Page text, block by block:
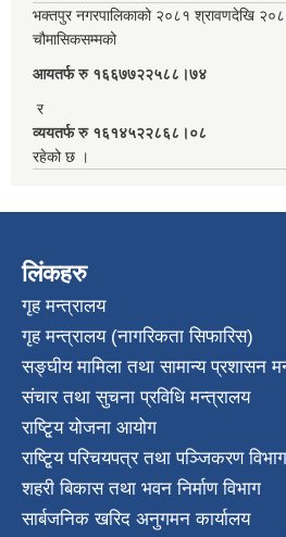
भक्तपुर नगरपालिकाको २०८१ श्रावणदेखि
चौमासिकसम्मको
आयतर्फ रु‌ १६६७७२२५८८।७४
र
व्ययतर्फ रु १६१४५२२८६८।०८
रहेको छ ।
लिंकहरु
गृह मन्त्रालय
गृह मन्त्रालय (नागरिकता सिफारिस)
सङ्घीय मामिला तथा सामान्य प्रशासन
संचार तथा सुचना प्रविधि मन्त्रालय
राष्टि्ृय योजना आयोग
राष्टि्ृय परिचयपत्र तथा पञ्जिकरण विभाग
शहरी बिकास तथा भवन निर्माण विभाग
सार्बजनिक खरिद अनुगमन कार्यालय